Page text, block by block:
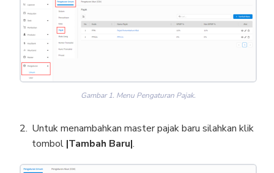
Gambar 1. Menu Pengaturan Pajak.
Untuk menambahkan master pajak baru silahkan klik
tombol |Tambah Baru|.